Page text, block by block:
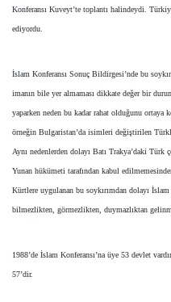
Konferansı Kuveyt’te toplantı halindeydi.
ediyordu.
İslam Konferansı Sonuç Bildirgesi’nde bu
imanın bile yer almaması dikkate değer bir
yaparken neden bu kadar rahat olduğunu ortaya
örneğin Bulgaristan’da isimleri değiştirilen
Aynı nedenlerden dolayı Batı Trakya’daki Türk
Yunan hükümeti tarafından kabul
Kürtlere uygulanan bu soykırımdan dolayı
bilmezlikten, görmezlikten, duymazlıktan
1988’de İslam Konferansı’na üye 53 devlet
57’dir.